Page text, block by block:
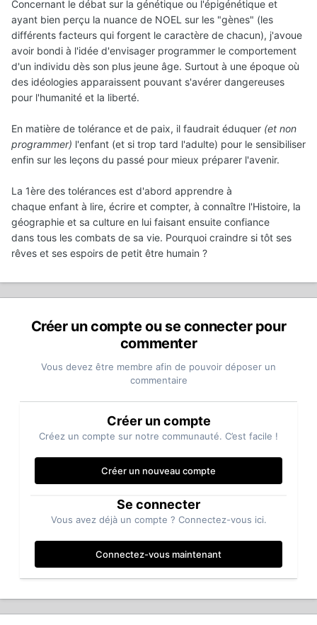
Concernant le débat sur la génétique ou l'épigénétique et
ayant bien perçu la nuance de NOEL sur les "gènes" (les
différents facteurs qui forgent le caractère de chacun), j'avoue
avoir bondi à l'idée d'envisager programmer le comportement
d'un individu dès son plus jeune âge. Surtout à une époque où
des idéologies apparaissent pouvant s'avérer dangereuses
pour l'humanité et la liberté.
En matière de tolérance et de paix, il faudrait éduquer (et non
programmer) l'enfant (et si trop tard l'adulte) pour le sensibiliser
enfin sur les leçons du passé pour mieux préparer l'avenir.
La 1ère des tolérances est d'abord apprendre à
chaque enfant à lire, écrire et compter, à connaître l'Histoire, la
géographie et sa culture en lui faisant ensuite confiance
dans tous les combats de sa vie. Pourquoi craindre si tôt ses
rêves et ses espoirs de petit être humain ?
Créer un compte ou se connecter pour
commenter
Vous devez être membre afin de pouvoir déposer un
commentaire
Créer un compte
Créez un compte sur notre communauté. C’est facile !
Créer un nouveau compte
Se connecter
Vous avez déjà un compte ? Connectez-vous ici.
Connectez-vous maintenant